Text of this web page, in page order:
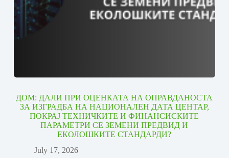
ДОМ: ДАЛИ ПРИ ОЦЕНКАТА НА ОПРАВДАНОСТА
ЗА ИЗГРАДБА НА НАЦИОНАЛЕН ДАТА ЦЕНТАР,
ПОКРАЈ ТЕХНИЧКИТЕ И ФИНАНСИСКИТЕ
ПАРАМЕТРИ СЕ ЗЕМЕНИ ПРЕДВИД И
ЕКОЛОШКИТЕ СТАНДАРДИ?
July 17, 2026